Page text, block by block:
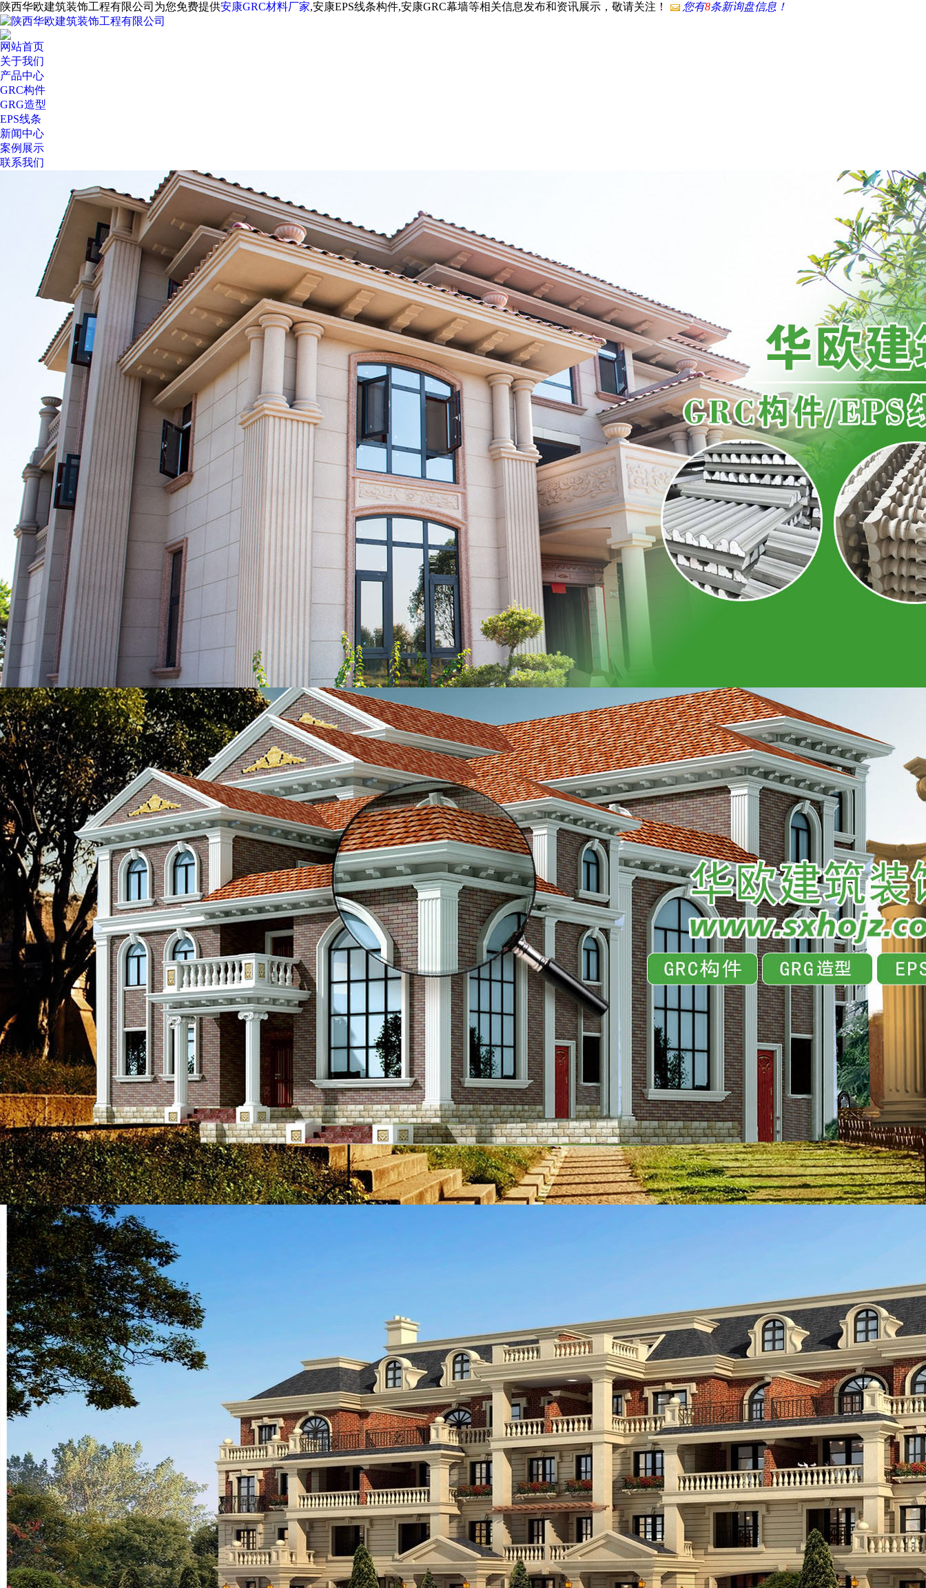
陕西华欧建筑装饰工程有限公司为您免费提供安康GRC材料厂家,安康EPS线条构件,安康GRC幕墙等相关信息发布和资讯展示，敬请关注！ 您有8条新询盘信息！
网站首页
关于我们
产品中心
GRC构件
GRG造型
EPS线条
新闻中心
案例展示
联系我们